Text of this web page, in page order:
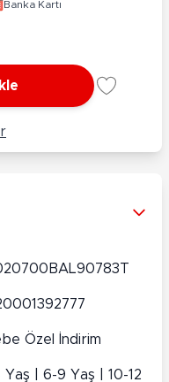
Banka Kartı
Özel İndirim
Yaş | 6-9 Yaş | 10-12